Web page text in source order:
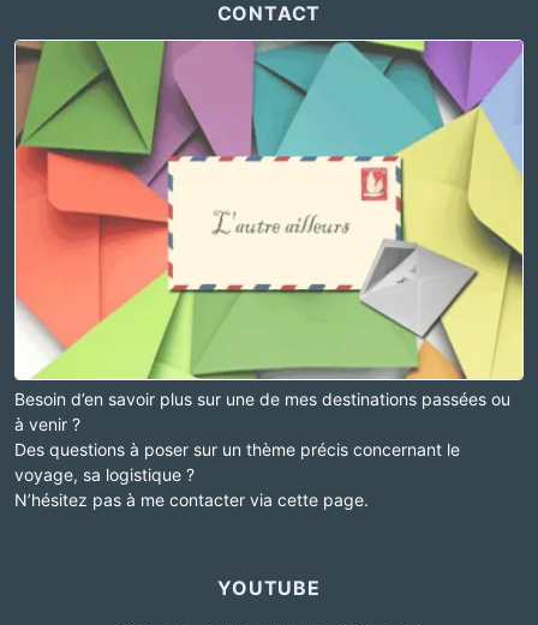
CONTACT
Besoin d’en savoir plus sur une de mes destinations passées ou
à venir ?
Des questions à poser sur un thème précis concernant le
voyage, sa logistique ?
N’hésitez pas à me contacter via cette page.
YOUTUBE